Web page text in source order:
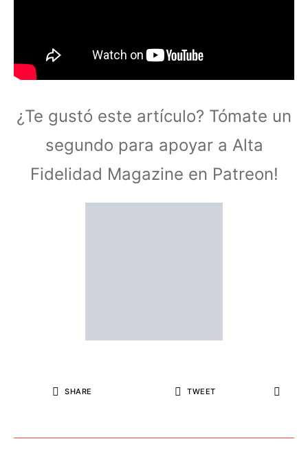
¿Te gustó este artículo? Tómate un
segundo para apoyar a Alta
Fidelidad Magazine en Patreon!
SHARE TWEET